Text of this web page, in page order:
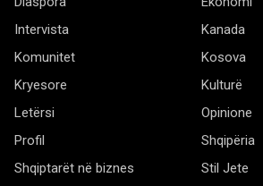
Intervista
Kanada
Komunitet
Kosova
Kryesore
Kulturë
Letërsi
Opinione
Profil
Shqipëria
Shqiptarët në biznes
Stil Jete